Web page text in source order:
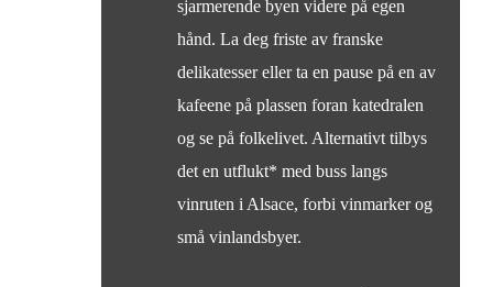
sjarmerende byen videre på egen
hånd. La deg friste av franske
delikatesser eller ta en pause på en av
kafeene på plassen foran katedralen
og se på folkelivet. Alternativt tilbys
det en utflukt* med buss langs
vinruten i Alsace, forbi vinmarker og
små vinlandsbyer.